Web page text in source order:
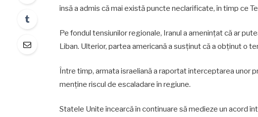
însă a admis că mai există puncte neclarificate, în timp ce
Pe fondul tensiunilor regionale, Iranul a amenințat că ar
Liban. Ulterior, partea americană a susținut că a obținut o
Între timp, armata israeliană a raportat interceptarea unor
menține riscul de escaladare în regiune.
Statele Unite încearcă în continuare să medieze un acord